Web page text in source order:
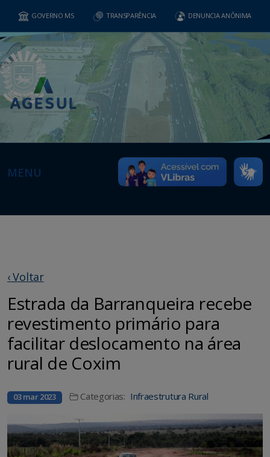
GOVERNO MS TRANSPARÊNCIA DENUNCIA ANÔNIMA
MENU
‹ Voltar
Estrada da Barranqueira recebe
revestimento primário para
facilitar deslocamento na área
rural de Coxim
03 mar 2023 Categorias: Infraestrutura Rural